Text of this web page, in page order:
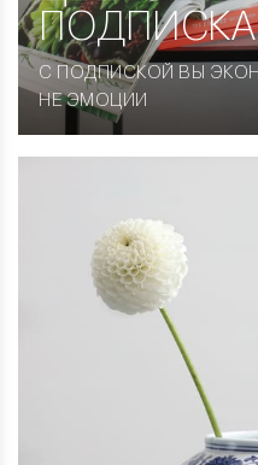
ПОДПИСКА
С ПОДПИСКОЙ ВЫ
НЕ ЭМОЦИИ